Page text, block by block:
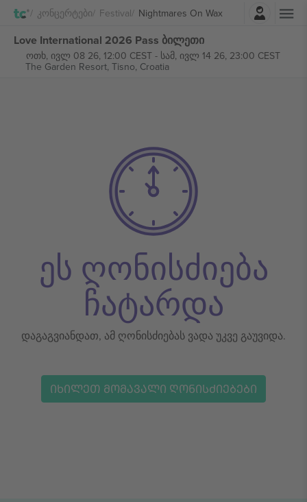
Კონცერტები Festival Nightmares On Wax
შესვლა
Love International 2026 Pass ბილეთი
ოთხ, ივლ 08 26, 12:00 CEST- სამ, ივლ 14 26, 23:00 CEST
The Garden Resort, Tisno, Croatia
ეს ღონისძიება
ჩატარდა
დაგაგვიანდათ, ამ ღონისძიებას ვადა უკვე გაუვიდა.
ᲘᲮᲘᲚᲔᲗ ᲛᲝᲛᲐᲕᲐᲚᲘ ᲦᲝᲜᲘᲡᲫᲘᲔᲑᲔᲑᲘ